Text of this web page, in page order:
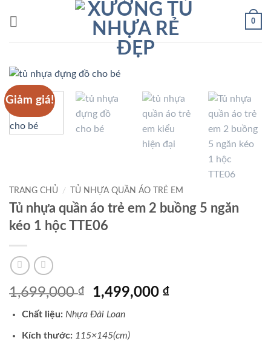
0
Giảm giá!
TRANG CHỦ / TỦ NHỰA QUẦN ÁO TRẺ EM
Tủ nhựa quần áo trẻ em 2 buồng 5 ngăn
kéo 1 hộc TTE06
1,699,000₫
Giá
là:
1,699,000 ₫.
1,499,000₫Giá
Chất liệu: Nhựa Đài Loan
Kích thước: 115×145(cm)